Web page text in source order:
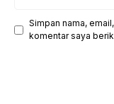
Simpan nama,
komentar saya